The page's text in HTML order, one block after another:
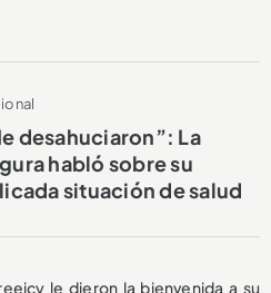
desahuciaron”: La
habló sobre su
situación de salud
le dieron la bienvenida a su